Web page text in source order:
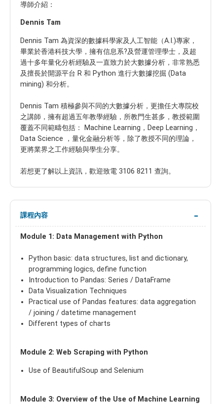
導師介紹：
Dennis Tam
Dennis Tam 為資深的數據科學家及人工智能（A.I.)專家，
畢業於香港科技大學，擁有信息系?及營運管理學士，及超
過十多年量化分析經驗及一直致力於大數據分析，非常熟悉
及擅長於開源平台 R 和 Python 進行大數據挖掘 (Data
mining) 和分析。
Dennis Tam 積極參與不同的大數據分析，更擔任大專院校
之講師，擁有超過五年教學經驗，所教門生甚多，教授範圍
覆蓋不同範疇包括： Machine Learning，Deep Learning，
Data Science ，量化金融分析等，除了教授不同的理論，
更將業界之工作經驗與學生分享。
若想更了解以上資訊，歡迎致電 3106 8211 查詢。
課程內容
Module 1: Data Management with Python
Python basic: data structures, list and dictionary,
programming logics, define function
Introduction to Pandas: Series / DataFrame
Data Visualization Techniques
Practical use of Pandas features: data aggregation
/ joining / datetime management
Different types of charts
Module 2: Web Scraping with Python
Use of BeautifulSoup and Selenium
Module 3: Overview of the Use of Machine Learning